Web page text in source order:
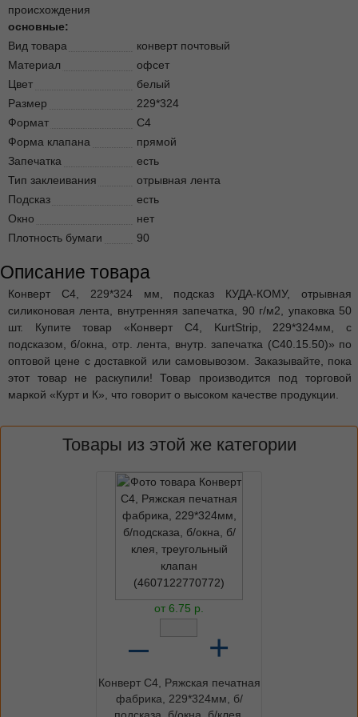
происхождения
основные:
Вид товара
конверт почтовый
Материал
офсет
Цвет
белый
Размер
229*324
Формат
C4
Форма клапана
прямой
Запечатка
есть
Тип заклеивания
отрывная лента
Подсказ
есть
Окно
нет
Плотность бумаги
90
Описание товара
Конверт C4, 229*324 мм, подсказ КУДА-КОМУ, отрывная
силиконовая лента, внутренняя запечатка, 90 г/м2, упаковка 50
шт. Купите товар «Конверт C4, KurtStrip, 229*324мм, с
подсказом, б/окна, отр. лента, внутр. запечатка (С40.15.50)» по
оптовой цене с доставкой или самовывозом. Заказывайте, пока
этот товар не раскупили! Товар производится под торговой
маркой «Курт и К», что говорит о высоком качестве продукции.
Товары из этой же категории
от 6.75 р.
– +
Конверт C4, Ряжская печатная
фабрика, 229*324мм, б/